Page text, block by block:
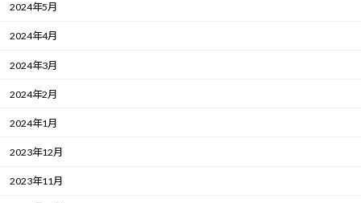
2024年5月
2024年4月
2024年3月
2024年2月
2024年1月
2023年12月
2023年11月